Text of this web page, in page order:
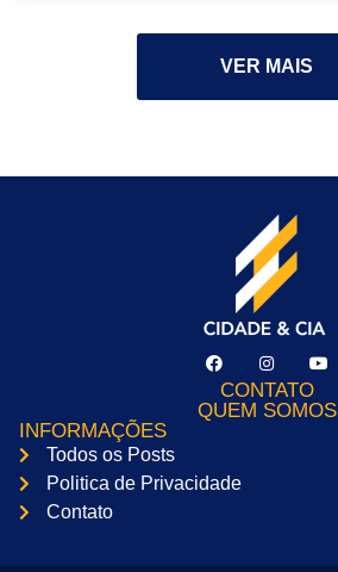
VER MAIS
CONTATO
QUEM SOMOS
INFORMAÇÕES
Todos os Posts
Politica de Privacidade
Contato